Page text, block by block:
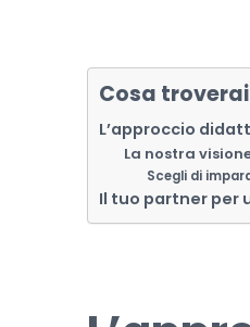
Cosa
L’approccio
La nostra
Scegli di
Il tuo partner per